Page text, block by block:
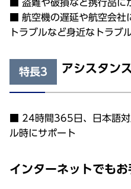
■ 盗難や破損など携行品に
■ 航空機の遅延や航空会社
トラブルなど身近なトラブ
特長3 アシスタン
■ 24時間365日、日本語
ル時にサポート
インターネットでも